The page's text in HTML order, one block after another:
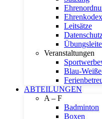
Ehrenkodex
Leitsätze
Veranstaltungen
Blau-
ABTEILUNGEN
A – F
Badminton
Boxen